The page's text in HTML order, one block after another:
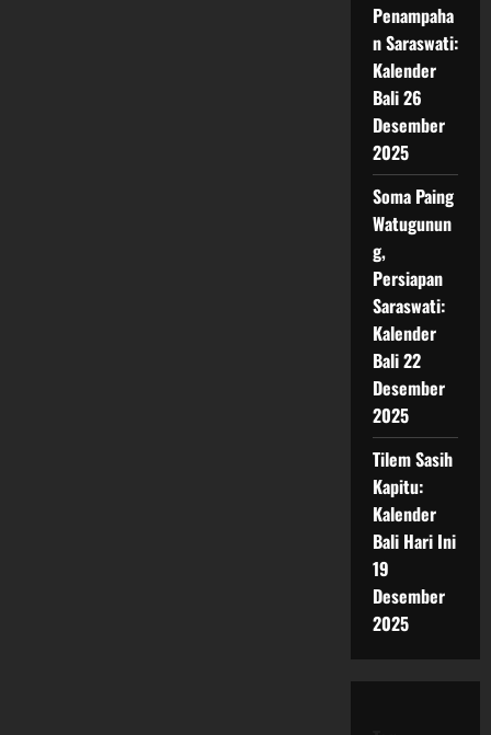
Penampaha
n Saraswati:
Kalender
Bali 26
Desember
2025
Soma Paing
Watugunun
g,
Persiapan
Saraswati:
Kalender
Bali 22
Desember
2025
Tilem Sasih
Kapitu:
Kalender
Bali Hari Ini
19
Desember
2025